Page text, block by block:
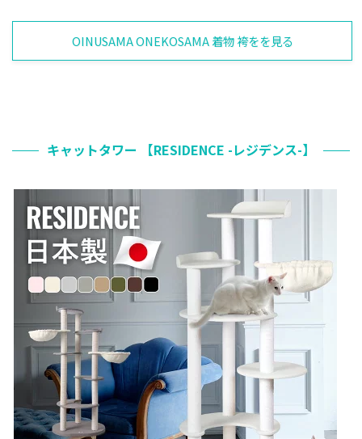
OINUSAMA ONEKOSAMA 着物 袴をを見る
キャットタワー 【RESIDENCE -レジデンス-】